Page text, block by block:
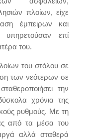
πλοίων, είχε
έμπειρων και
επί
του.
του στόλου σε
των νεότερων σε
την
χρόνια της
ρυθμούς. Με τη
από τα μέσα του
αλλά σταθερά